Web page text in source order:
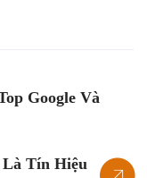
Google Và
Tín Hiệu